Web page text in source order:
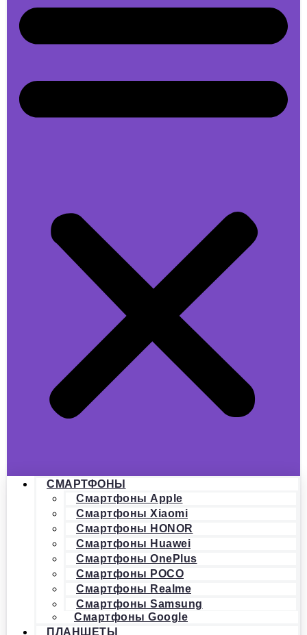
СМАРТФОНЫ
Смартфоны Apple
Смартфоны Xiaomi
Смартфоны HONOR
Смартфоны Huawei
Смартфоны OnePlus
Смартфоны POCO
Смартфоны Realme
Смартфоны Samsung
Смартфоны Google
ПЛАНШЕТЫ